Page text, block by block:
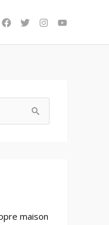
maison